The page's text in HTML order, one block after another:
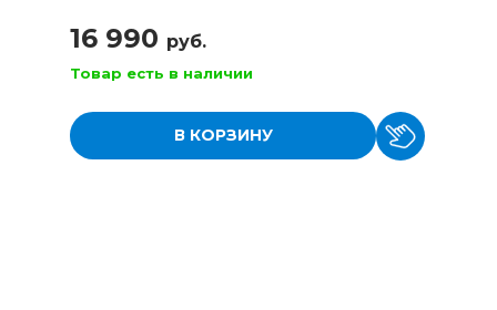
16 990 руб.
Товар есть в наличии
В КОРЗИНУ